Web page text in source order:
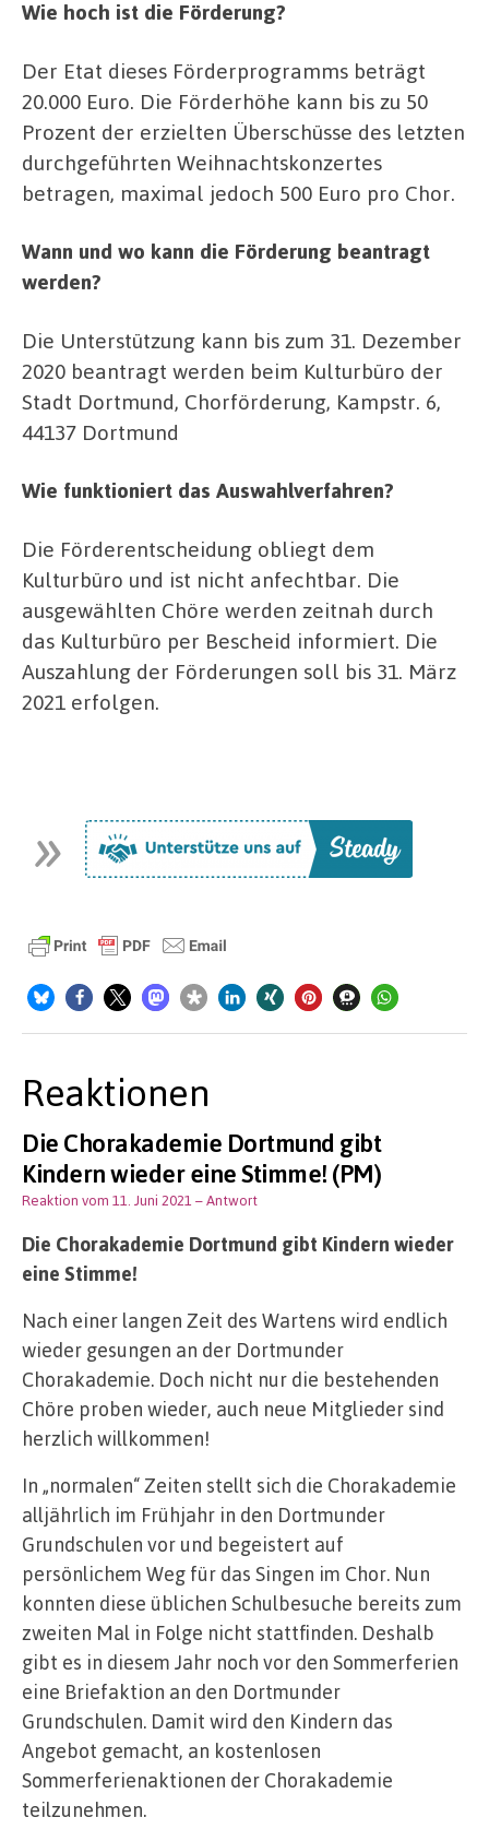
Wie hoch ist die Förderung?
Der Etat dieses Förderprogramms beträgt
20.000 Euro. Die Förderhöhe kann bis zu 50
Prozent der erzielten Überschüsse des letzten
durchgeführten Weihnachtskonzertes
betragen, maximal jedoch 500 Euro pro Chor.
Wann und wo kann die Förderung beantragt
werden?
Die Unterstützung kann bis zum 31. Dezember
2020 beantragt werden beim Kulturbüro der
Stadt Dortmund, Chorförderung, Kampstr. 6,
44137 Dortmund
Wie funktioniert das Auswahlverfahren?
Die Förderentscheidung obliegt dem
Kulturbüro und ist nicht anfechtbar. Die
ausgewählten Chöre werden zeitnah durch
das Kulturbüro per Bescheid informiert. Die
Auszahlung der Förderungen soll bis 31. März
2021 erfolgen.
Reaktionen
Die Chorakademie Dortmund gibt
Kindern wieder eine Stimme! (PM)
Reaktion vom 11. Juni 2021 – Antwort
Die Chorakademie Dortmund gibt Kindern wieder
eine Stimme!
Nach einer langen Zeit des Wartens wird endlich
wieder gesungen an der Dortmunder
Chorakademie. Doch nicht nur die bestehenden
Chöre proben wieder, auch neue Mitglieder sind
herzlich willkommen!
In „normalen“ Zeiten stellt sich die Chorakademie
alljährlich im Frühjahr in den Dortmunder
Grundschulen vor und begeistert auf
persönlichem Weg für das Singen im Chor. Nun
konnten diese üblichen Schulbesuche bereits zum
zweiten Mal in Folge nicht stattfinden. Deshalb
gibt es in diesem Jahr noch vor den Sommerferien
eine Briefaktion an den Dortmunder
Grundschulen. Damit wird den Kindern das
Angebot gemacht, an kostenlosen
Sommerferienaktionen der Chorakademie
teilzunehmen.